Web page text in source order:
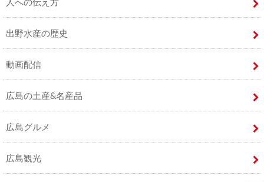
出野水産の歴史
動画配信
広島の土産&名産品
広島グルメ
広島観光